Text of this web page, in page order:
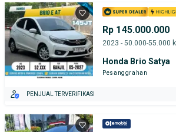
Rp 145.000.000
2023 - 50.000-55.000
Honda Brio Satya
Pesanggrahan
PENJUAL TERVERIFIKASI